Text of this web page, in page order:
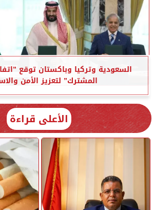
السعودية وتركيا وباكستان توقع
المشترك” لتعزيز الأمن
الأعلى قراءة